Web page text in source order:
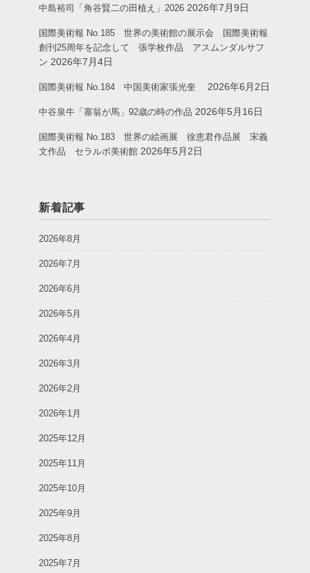
中島裕司「角谷賢二の田植え」2026 2026年7月9日
国際美術報 No.185 世界の美術館の展示会 国際美術報
創刊25周年を記念して 張学枚作品 アスムンダルサフ
ン 2026年7月4日
国際美術報 No.184 中国美術家張光奎 2026年6月2日
中谷泉牛「塞翁が馬」92歳の時の作品 2026年5月16日
国際美術報 No.183 世界の絵画展 徐恵君作品展 宋義
文作品 セラルボ美術館 2026年5月2日
新着記事
2026年8月
2026年7月
2026年6月
2026年5月
2026年4月
2026年3月
2026年2月
2026年1月
2025年12月
2025年11月
2025年10月
2025年9月
2025年8月
2025年7月